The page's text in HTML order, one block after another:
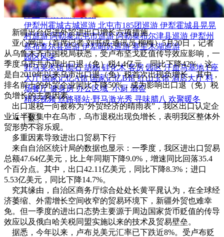
汗血马助力新疆文旅
伊犁州霍城古城巡游 北屯市185团巡游 伊犁霍城县晃晃
村巡游 阿勒泰北屯市巡游 阿勒泰布尔津县巡游 伊犁州
察布查尔县巡游 伊犁昭苏巡游 赛里木湖巡游
园区风采
野马美术馆 陨石 胡杨 硅化木 客房 园区 汗血马基地 F座
大厅 国家记忆A馆 国家记忆B馆 红山玉馆 酒店大厅 料
场餐厅 健身房 办公区域 小厨 酒窖
精彩视频 丝路驿站·野马激光秀 寻味腊八 欢聚暖冬
繁
新疆出台促进外贸进出口增长六项措施
亚心网讯（首席记者 刘书成 通讯员 柳梅）5月20日，记者
从乌鲁木齐市国税局获悉，受卢布坚戈贬值传导效应影响，一
季度乌市共办理出口退（免）税4.4亿元，同比下降42%，这
是自2010年以来乌市出口退（免）税首次出现负增长。其中，
排名前十的外贸企业同比下降50%，成为影响出口退（免）税
负增长的主要因素。
出口退税一向被称为“外贸经济的晴雨表”，我区出口认定企
业近半数集中在乌市，乌市退税出现负增长，表明我区整体外
贸形势不容乐观。
多重因素导致进出口贸易下行
来自自治区统计局的数据也显示：一季度，我区进出口贸易
总额47.64亿美元，比上年同期下降9.0%，增速同比回落35.4
个百分点。其中，出口42.11亿美元，同比下降8.3%；进口
5.53亿美元，同比下降14.7%。
究其缘由，自治区商务厅综合处处长黄平晁认为，在全球经
济萎缩、外需增长空间收窄的贸易环境下，新疆外贸也难幸
免。但一季度的进出口态势主要源于周边国家货币贬值的传导
效应以及俄白哈关税同盟实施以来的技术及贸易壁垒。
据悉，今年以来，卢布兑美元汇率已下跌近8%。受卢布贬